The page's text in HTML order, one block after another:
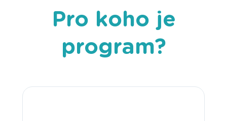
Pro koho je
program?